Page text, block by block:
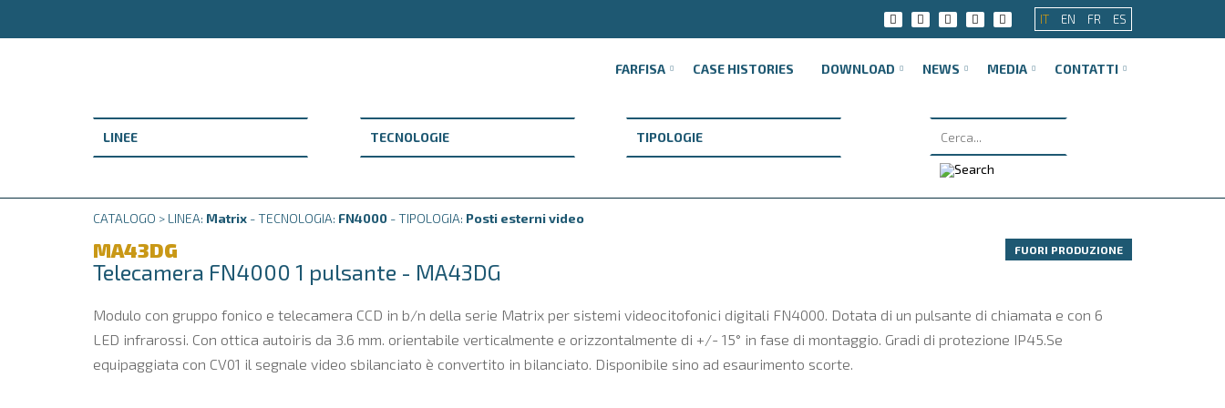
IT EN FR ES
FARFISA CASE HISTORIES DOWNLOAD NEWS MEDIA CONTATTI
CATALOGO > LINEA: Matrix - TECNOLOGIA: FN4000 - TIPOLOGIA: Posti esterni video
FUORI PRODUZIONE
MA43DG
Telecamera FN4000 1 pulsante - MA43DG
Modulo con gruppo fonico e telecamera CCD in b/n della serie Matrix per sistemi videocitofonici digitali FN4000. Dotata di un pulsante di chiamata e con 6
LED infrarossi. Con ottica autoiris da 3.6 mm. orientabile verticalmente e orizzontalmente di +/- 15° in fase di montaggio. Gradi di protezione IP45.Se
equipaggiata con CV01 il segnale video sbilanciato è convertito in bilanciato. Disponibile sino ad esaurimento scorte.